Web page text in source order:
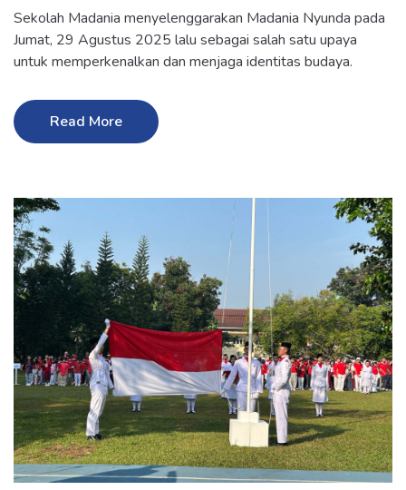
Sekolah Madania menyelenggarakan Madania Nyunda pada
Jumat, 29 Agustus 2025 lalu sebagai salah satu upaya
untuk memperkenalkan dan menjaga identitas budaya.
Read More